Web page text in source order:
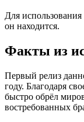
Для
он находится.
Факты из
Первый релиз
году. Благодаря
быстро обрёл
востребованных